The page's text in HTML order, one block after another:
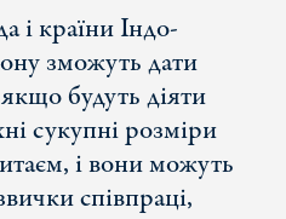
країни Індо-
зможуть дати
будуть діяти
сукупні розміри
і вони можуть
співпраці,